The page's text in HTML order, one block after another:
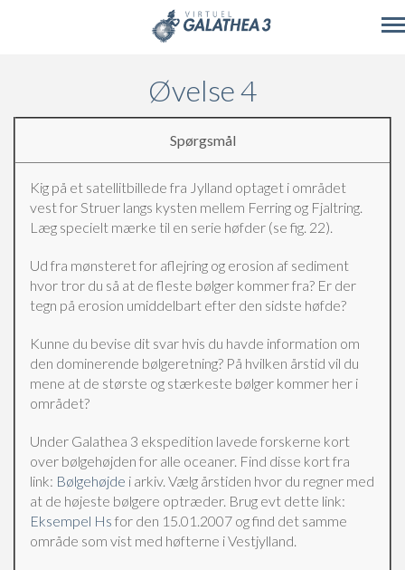
Øvelse 4
Spørgsmål
Kig på et satellitbillede fra Jylland optaget i området
vest for Struer langs kysten mellem Ferring og Fjaltring.
Læg specielt mærke til en serie høfder (se fig. 22).
Ud fra mønsteret for aflejring og erosion af sediment
hvor tror du så at de fleste bølger kommer fra? Er der
tegn på erosion umiddelbart efter den sidste høfde?
Kunne du bevise dit svar hvis du havde information om
den dominerende bølgeretning? På hvilken årstid vil du
mene at de største og stærkeste bølger kommer her i
området?
Under Galathea 3 ekspedition lavede forskerne kort
over bølgehøjden for alle oceaner. Find disse kort fra
link: Bølgehøjde i arkiv. Vælg årstiden hvor du regner med
at de højeste bølgere optræder. Brug evt dette link:
Eksempel Hs for den 15.01.2007 og find det samme
område som vist med høfterne i Vestjylland.